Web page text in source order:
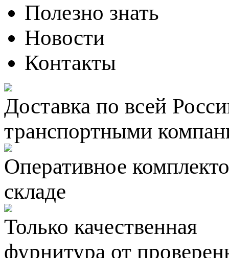
Полезно знать
Новости
Контакты
Доставка по всей
транспортными
Оперативное
складе
Только качественная
фурнитура от